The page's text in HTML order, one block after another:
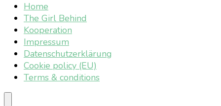
Home
The Girl Behind
Kooperation
Impressum
Datenschutzerklärung
Cookie policy (EU)
Terms & conditions